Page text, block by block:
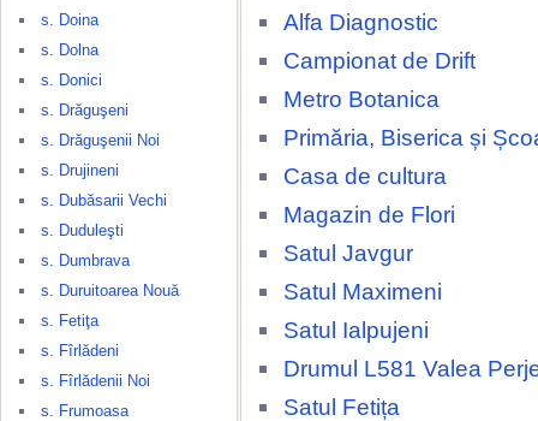
s. Doina
s. Dolna
s. Donici
s. Drăguşeni
s. Drăguşenii Noi
s. Drujineni
s. Dubăsarii Vechi
s. Duduleşti
s. Dumbrava
s. Duruitoarea Nouă
s. Fetiţa
s. Fîrlădeni
s. Fîrlădenii Noi
s. Frumoasa
Alfa Diagnostic
Campionat de Drift
Metro Botanica
Primăria, Biserica și
Casa de cultura
Magazin de Flori
Satul Javgur
Satul Maximeni
Satul Ialpujeni
Drumul L581 Valea
Satul Fetița